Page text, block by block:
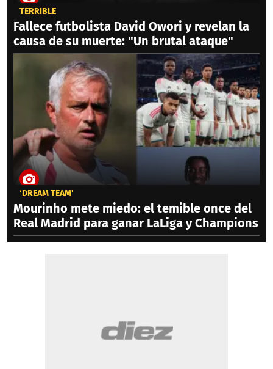
TERRIBLE
Fallece futbolista David Owori y revelan la
causa de su muerte: "Un brutal ataque"
‘DREAM TEAM'
Mourinho mete miedo: el temible once del
Real Madrid para ganar LaLiga y Champions